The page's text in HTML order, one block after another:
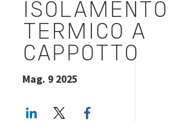
ISOLAMENTO
TERMICO A
CAPPOTTO
Mag. 9 2025
LinkedInTwitter